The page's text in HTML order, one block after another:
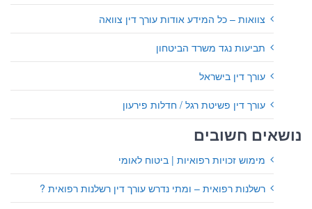
צוואות – כל המידע אודות עורך דין צוואה
תביעות נגד משרד הביטחון
עורך דין בישראל
עורך דין פשיטת רגל / חדלות פירעון
נושאים חשובים
מימוש זכויות רפואיות | ביטוח לאומי
רשלנות רפואית – ומתי נדרש עורך דין רשלנות רפואית ?